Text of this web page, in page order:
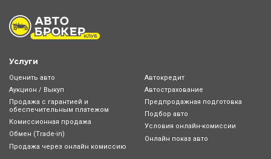
Услуги
Оценить авто
Аукцион / Выкуп
Продажа с гарантией и
обеспечительным платежом
Комиссионная продажа
Обмен (Trade-in)
Продажа через онлайн комиссию
Автокредит
Автострахование
Предпродажная подготовка
Подбор авто
Условия онлайн-комиcсии
Онлайн показ авто